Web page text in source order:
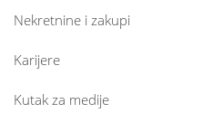
Nekretnine i zakupi
Karijere
Kutak za medije